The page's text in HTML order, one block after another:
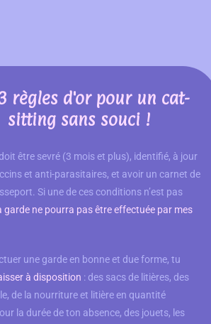
règles d'or pour un cat-
sitting sans souci !
être sevré (3 mois et plus), identifié, à jour
et anti-parasitaires, et avoir un carnet de
. Si une de ces conditions n’est pas
garde ne pourra pas être effectuée par mes
une garde en bonne et due forme, tu
à disposition : des sacs de litières, des
de la nourriture et litière en quantité
la durée de ton absence, des jouets, les